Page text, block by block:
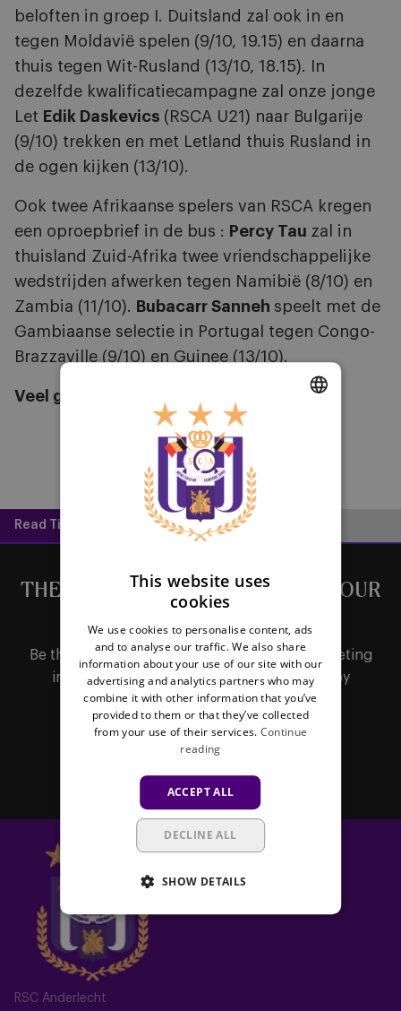
beloften in groep I. Duitsland zal ook in en
tegen Moldavië spelen (9/10, 19.15) en daarna
thuis tegen Wit-Rusland (13/10, 18.15). In
dezelfde kwalificatiecampagne zal onze jonge
Let Edik Daskevics (RSCA U21) naar Bulgarije
(9/10) trekken en met Letland thuis Rusland in
de ogen kijken (13/10).
Ook twee Afrikaanse spelers van RSCA kregen
een oproepbrief in de bus : Percy Tau zal in
thuisland Zuid-Afrika twee vriendschappelijke
wedstrijden afwerken tegen Namibië (8/10) en
Zambia (11/10). Bubacarr Sanneh speelt met de
Gambiaanse selectie in Portugal tegen Congo-
Brazzaville (9/10) en Guinee (13/10).
Veel geluk aan al onze internationals!
Read Time:
RSC Anderlecht
THE LATEST NEWS DIRECTLY IN YOUR
MAILBOX
Be the first to receive important updates, ticketing
information, shirt releases or promotions by
subscribing to our newsletter.
Subscribe
This website uses
cookies
We use cookies to personalise content, ads
and to analyse our traffic. We also share
information about your use of our site with our
advertising and analytics partners who may
combine it with other information that you’ve
provided to them or that they’ve collected
from your use of their services. Continue
reading
ACCEPT ALL
DECLINE ALL
SHOW DETAILS